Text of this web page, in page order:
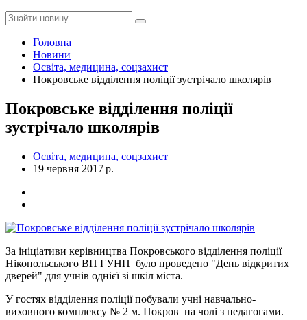
Головна
Новини
Освіта, медицина, соцзахист
Покровське відділення поліції зустрічало школярів
Покровське відділення поліції
зустрічало школярів
Освіта, медицина, соцзахист
19 червня 2017 р.
За ініціативи керівництва Покровського відділення поліції
Нікопольського ВП ГУНП було проведено "День відкритих
дверей" для учнів однієї зі шкіл міста.
У гостях відділення поліції побували учні навчально-
виховного комплексу № 2 м. Покров на чолі з педагогами.